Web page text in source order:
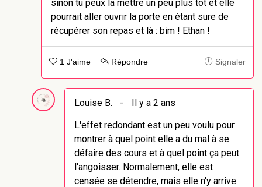
sinon tu peux la mettre un peu plus tot et elle
pourrait aller ouvrir la porte en étant sure de
récupérer son repas et là : bim ! Ethan !
1 J'aime Répondre Signaler
Louise B. -
Il y a 2 ans
L'effet redondant est un peu voulu pour
montrer à quel point elle a du mal à se
défaire des cours et à quel point ça peut
l'angoisser. Normalement, elle est
censée se détendre, mais elle n'y arrive